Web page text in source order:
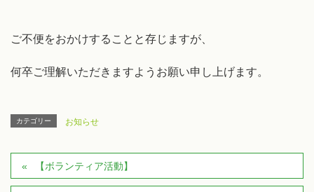
ご不便をおかけすることと存じますが、
何卒ご理解いただきますようお願い申し上げます。
カテゴリー お知らせ
【ボランティア活動】